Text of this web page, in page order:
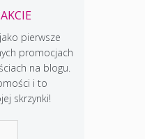
pierwsze
promocjach
na blogu.
i to
skrzynki!